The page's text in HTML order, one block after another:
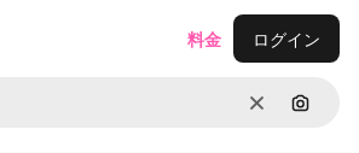
消去 画像で
料金 ログイン